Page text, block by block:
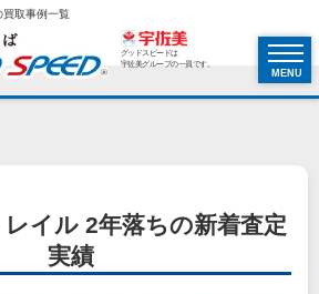
買取事例一覧
グッドスピードは
宇佐美グループの一員です。
MENU
レイル 2年落ちの新着査定
実績